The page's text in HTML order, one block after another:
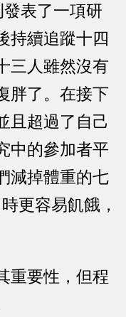
表了一項研
持續追蹤十四
三人雖然沒有
胖了。在接下
且超過了自己
中的參加者平
減掉體重的七
更容易飢餓，
重要性，但程